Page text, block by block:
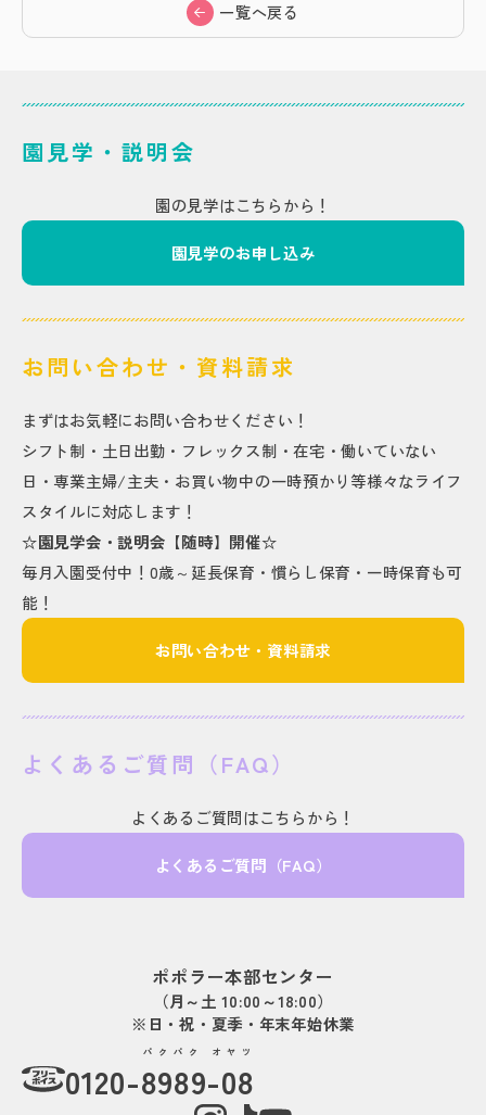
一覧へ戻る
園見学・説明会
園の見学はこちらから！
園見学のお申し込み
お問い合わせ・資料請求
まずはお気軽にお問い合わせください！
シフト制・土日出勤・フレックス制・在宅・働いていない
日・専業主婦/主夫・お買い物中の一時預かり等様々なライフ
スタイルに対応します！
☆園見学会・説明会【随時】開催☆
毎月入園受付中！0歳～延長保育・慣らし保育・一時保育も可
能！
お問い合わせ・資料請求
よくあるご質問（FAQ）
よくあるご質問はこちらから！
よくあるご質問（FAQ）
ポポラー本部センター
（月～土 10:00～18:00）
※日・祝・夏季・年末年始休業
0120-8989-08
パクパク オヤツ